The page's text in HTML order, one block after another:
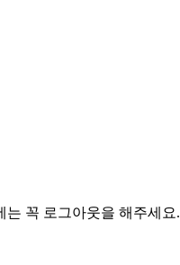
는 꼭 로그아웃을 해주세요.